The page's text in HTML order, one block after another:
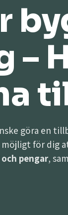
–
göra en
möjligt för dig
pengar,